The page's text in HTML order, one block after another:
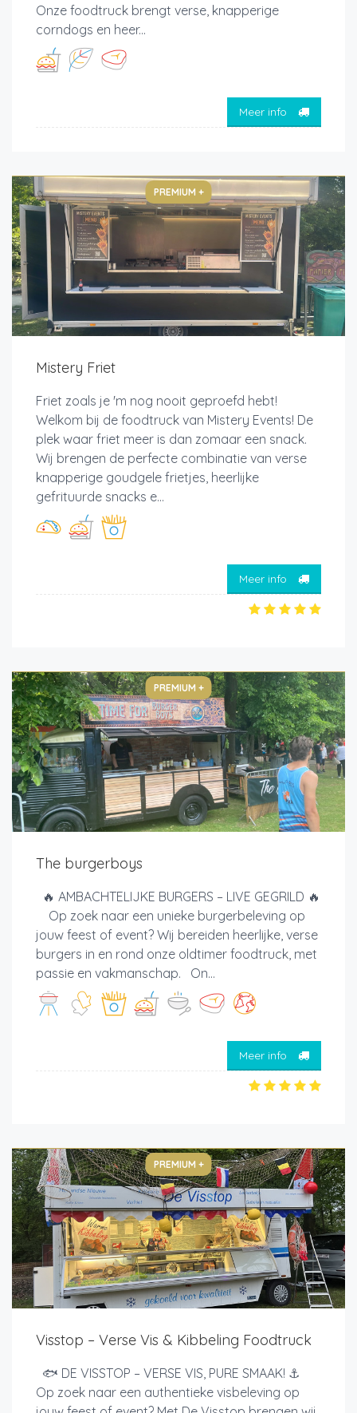
Onze foodtruck brengt verse, knapperige
corndogs en heer...
Meer info
PREMIUM +
Mistery Friet
Friet zoals je 'm nog nooit geproefd hebt!
Welkom bij de foodtruck van Mistery Events! De
plek waar friet meer is dan zomaar een snack.
Wij brengen de perfecte combinatie van verse
knapperige goudgele frietjes, heerlijke
gefrituurde snacks e...
Meer info
PREMIUM +
The burgerboys
🔥 AMBACHTELIJKE BURGERS – LIVE GEGRILD 🔥
Op zoek naar een unieke burgerbeleving op
jouw feest of event? Wij bereiden heerlijke, verse
burgers in en rond onze oldtimer foodtruck, met
passie en vakmanschap. On...
Meer info
PREMIUM +
Visstop – Verse Vis & Kibbeling Foodtruck
🐟 DE VISSTOP – VERSE VIS, PURE SMAAK! ⚓
Op zoek naar een authentieke visbeleving op